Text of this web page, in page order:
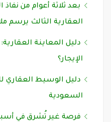
بعد ثلاثة أعوام من
العقارية الثالث يرسم
دليل المعاينة
الإيجار؟
دليل الوسيط العقاري
السعودية
فرصة غير تُشرق في